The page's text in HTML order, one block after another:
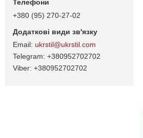
+380 (95) 270-27-02
ukrstil@ukrstil.com
+380952702702
+380952702702